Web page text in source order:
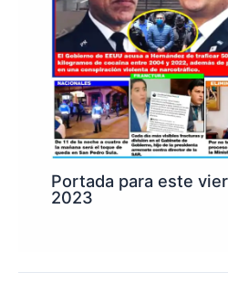
Portada para este
2023